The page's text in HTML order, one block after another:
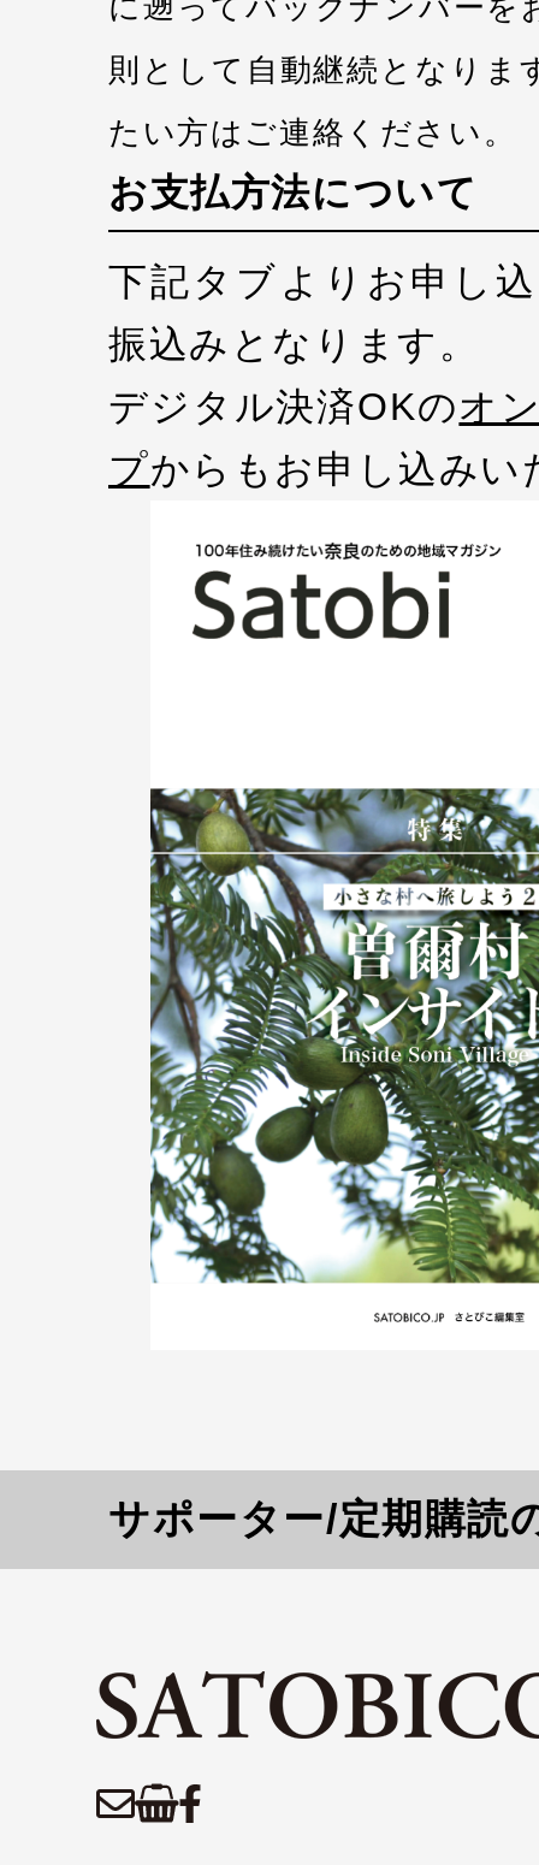
に遡ってバックナンバーを
則として自動継続となりま
たい方はご連絡ください。
お支払方法について
下記タブよりお申し
振込みとなります。
デジタル決済OKのオ
プからもお申し込みい
サポーター/定期購読